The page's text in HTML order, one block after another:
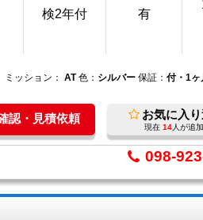
検2年付 有
ミッション： AT 色： シルバー 保証： 付・1
認・見積依頼 お気に入
現在 14人が追
098-